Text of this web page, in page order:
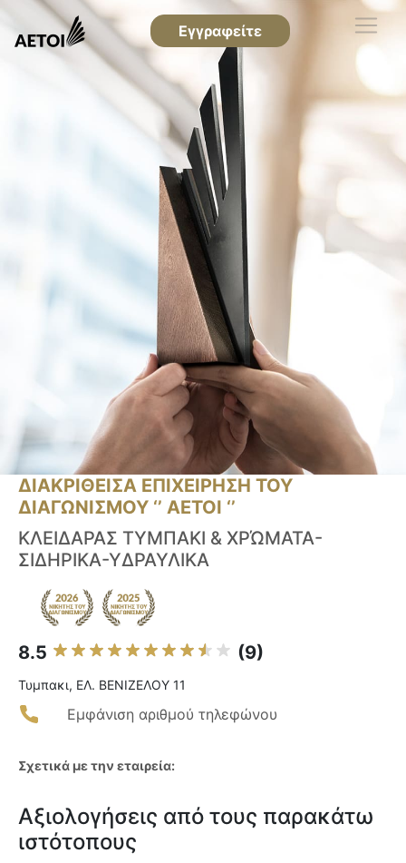
Εγγραφείτε
ΔΙΑΚΡΙΘΕΙΣΑ ΕΠΙΧΕΙΡΗΣΗ ΤΟΥ
ΔΙΑΓΩΝΙΣΜΟΥ ‘’ ΑΕΤΟΙ ‘’
ΚΛΕΙΔΑΡΑΣ ΤΥΜΠΑΚΙ & ΧΡΏΜΑΤΑ-
ΣΙΔΗΡΙΚΑ-ΥΔΡΑΥΛΙΚΑ
8.5 (9)
Τυμπακι, ΕΛ. ΒΕΝΙΖΕΛΟΥ 11
Εμφάνιση αριθμού τηλεφώνου
Σχετικά με την εταιρεία:
Αξιολογήσεις από τους παρακάτω
ιστότοπους